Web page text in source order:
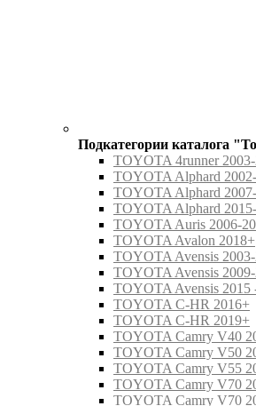
Подкатегории каталога
TOYOTA 4runner
TOYOTA Alphard
TOYOTA Alphard
TOYOTA Alphard
TOYOTA Auris 2006-
TOYOTA Avalon 2018+
TOYOTA Avensis
TOYOTA Avensis
TOYOTA Avensis 2015
TOYOTA C-HR 2016+
TOYOTA C-HR 2019+
TOYOTA Camry V40
TOYOTA Camry V50
TOYOTA Camry V55
TOYOTA Camry V70
TOYOTA Camry V70